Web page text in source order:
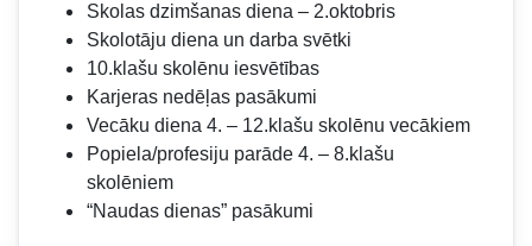
Skolas dzimšanas diena – 2.oktobris
Skolotāju diena un darba svētki
10.klašu skolēnu iesvētības
Karjeras nedēļas pasākumi
Vecāku diena 4. – 12.klašu skolēnu vecākiem
Popiela/profesiju parāde 4. – 8.klašu
skolēniem
“Naudas dienas” pasākumi